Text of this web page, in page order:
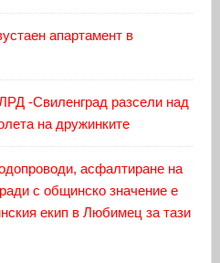
апартамент в
-Свиленград разсели над
на дружинките
асфалтиране на
с общинско значение е
екип в Любимец за тази